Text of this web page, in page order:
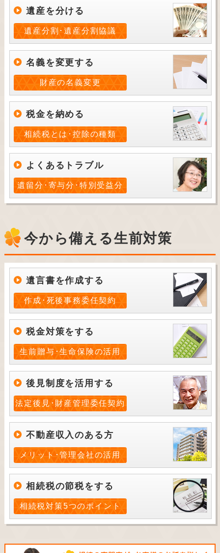
遺産を分ける
遺産分割･遺産分割協議
名義を変更する
財産の名義変更
税金を納める
相続税とは･控除の種類
よくあるトラブル
遺留分･寄与分･特別受益分
今から備える生前対策
遺言書を作成する
作成･死後事務委任契約
税金対策をする
生前贈与･生命保険の活用
後見制度を活用する
法定後見･財産管理委任契約
不動産収入のある方
メリット･管理会社の活用
相続税の節税をする
相続税対策5つのポイント